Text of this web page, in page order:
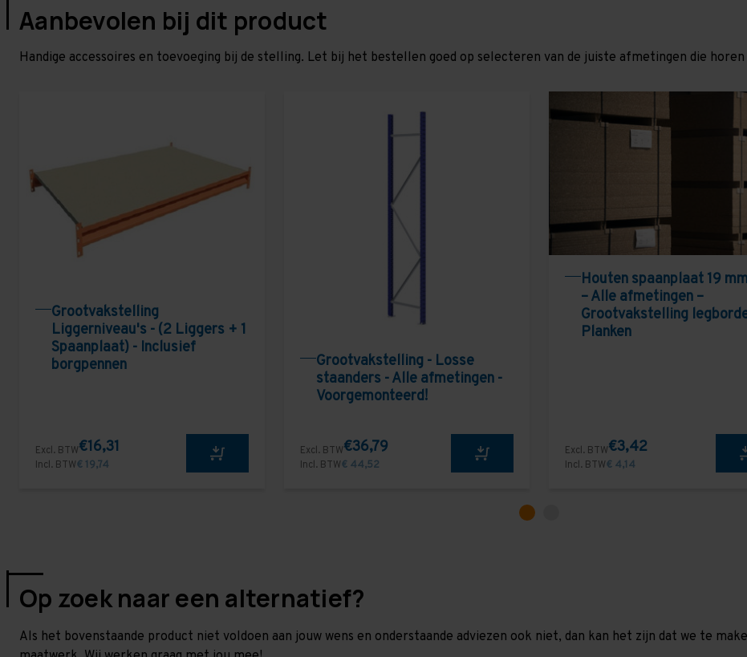
Aanbevolen bij dit product
Handige accessoires en toevoeging bij de stelling. Let bij het bestellen goed op selecteren van de juiste afmetingen die
Grootvakstelling
Liggerniveau's - (2 Liggers + 1
Spaanplaat) - Inclusief
borgpennen
Excl. BTW€16,31
Incl. BTW€ 19,74
Grootvakstelling - Losse
staanders - Alle afmetingen -
Voorgemonteerd!
Excl. BTW€36,79
Incl. BTW€ 44,52
Houten spaanplaat 19
– Alle afmetingen –
Grootvakstelling
Planken
Excl. BTW€3,42
Incl. BTW€ 4,14
Op zoek naar een alternatief?
Als het bovenstaande product niet voldoen aan jouw wens en onderstaande adviezen ook niet, dan kan het zijn dat we te